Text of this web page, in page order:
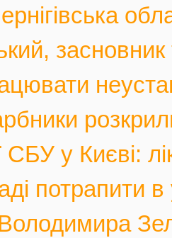
СБУ у Києві:
потрапити